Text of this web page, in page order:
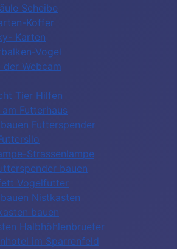
Scheibe
Koffer
Karten
Vogel
der Webcam
Tier Hilfen
Futterhaus
Futterspender
Strassenlampe
bauen
Vogelfutter
Nistkasten
bauen
Halbhöhlenbrueter
im Sparrenfeld